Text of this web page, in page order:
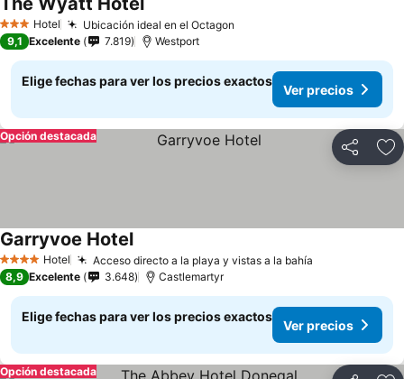
3 Estrellas
Hotel Ubicación ideal en el Octagon
9,1 Excelente 7.819 Westport
Elige fechas para ver los precios exactos
Ver precios
Compartir
Opción destacada
4 EstrellasHotel Acceso directo a la playa y vistas a la bahía
Garryvoe Hotel
8,9 Excelente 3.648 Castlemartyr
Elige fechas para ver los precios exactos
Ver precios
Opción destacada